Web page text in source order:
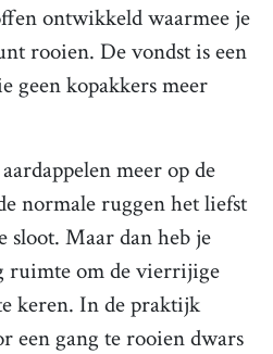
ontwikkeld waarmee je
rooien. De vondst is een
geen kopakkers meer
meer op de
normale ruggen het liefst
sloot. Maar dan heb je
ruimte om de vierrijige
keren. In de praktijk
een gang te rooien dwars